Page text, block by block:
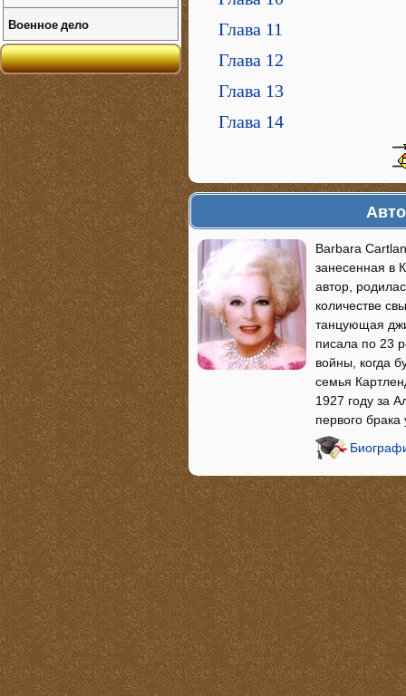
Глава 11
Глава 12
Глава 13
Глава 14
Barbara
занесенная в
автор,
количестве
танцующая
писала по 23
войны, когда
семья
1927 году за
первого
Военное дело